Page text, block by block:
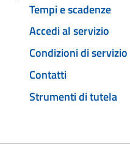
Tempi e scadenze
Accedi al servizio
Condizioni di servizio
Contatti
Strumenti di tutela